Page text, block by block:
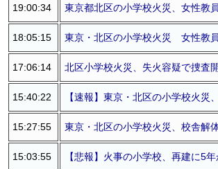
19:00:34 東京都北区の小学校火災、女性教
18:05:15 東京・北区の小学校火災 女性教
17:06:14 北区小学校火災、失火容疑で捜査
15:40:22 【速報】東京・北区の小学校火災
15:27:55 東京・北区の小学校火災、校舎解
15:03:55 【悲報】火事の小学校、再建に5